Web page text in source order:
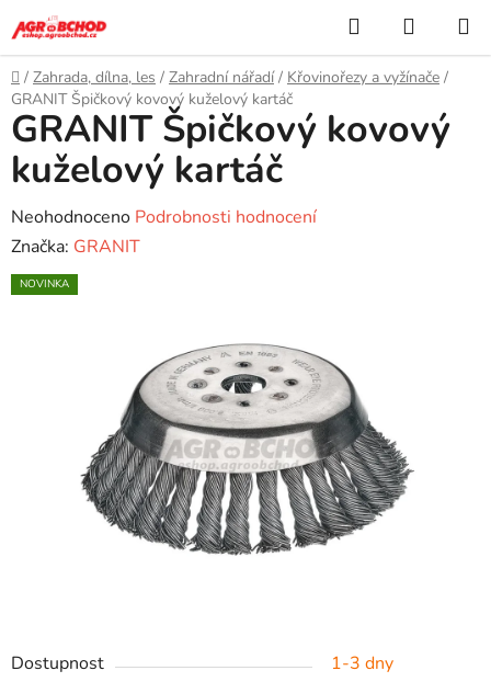
na
obsah
Hledat
KOŠÍK
Domů
/ Zahrada, dílna, les / Zahradní nářadí / Křovinořezy a vyžínače /
GRANIT Špičkový kovový kuželový kartáč
Dostupnost
1-3 dny
GRANIT Špičkový kovový
kuželový kartáč
Průměrné
hodnocení
produktu
Neohodnoceno Podrobnosti hodnocení
Značka: GRANIT
NOVINKA